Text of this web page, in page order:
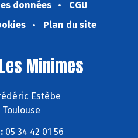
données
CGU
Plan du site
Minimes
Estèbe
05 34 42 01 56